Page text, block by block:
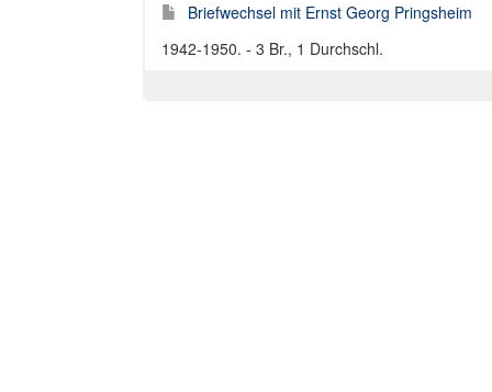
Briefwechsel mit Ernst Georg Pringsheim
1942-1950. - 3 Br., 1 Durchschl.